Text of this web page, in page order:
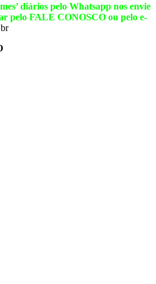
diários pelo Whatsapp nos envie
pelo FALE CONOSCO ou pelo e-